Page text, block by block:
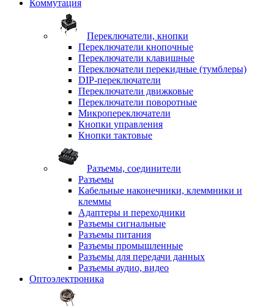
Коммутация
Переключатели, кнопки
Переключатели кнопочные
Переключатели клавишные
Переключатели перекидные (тумблеры)
DIP-переключатели
Переключатели движковые
Переключатели поворотные
Микропереключатели
Кнопки управления
Кнопки тактовые
Разъемы, соединители
Разъемы
Кабельные наконечники, клеммники и
клеммы
Адаптеры и переходники
Разъемы сигнальные
Разъемы питания
Разъемы промышленные
Разъемы для передачи данных
Разъемы аудио, видео
Оптоэлектроника